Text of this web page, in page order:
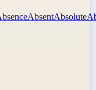
AbsentAbsolute